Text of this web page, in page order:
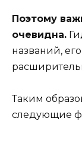
Поэтому
очевидна.
названий,
Таким
следующие